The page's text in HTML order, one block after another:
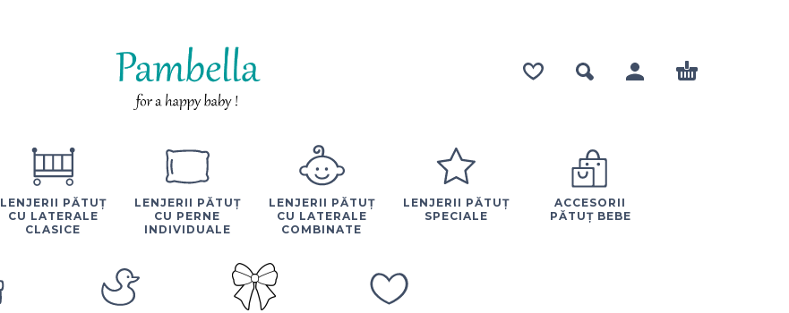
LENJERII PĂTUȚ
CU LATERALE
CLASICE
LENJERII PĂTUȚ
CU PERNE
INDIVIDUALE
LENJERII PĂTUȚ
CU LATERALE
COMBINATE
LENJERII PĂTUȚ
SPECIALE
ACCESORII
PĂTUȚ BEBE